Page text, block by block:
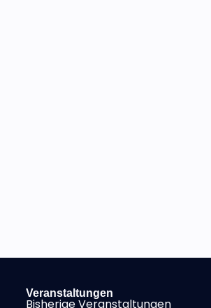
Veranstaltungen
Bisherige Veranstaltungen